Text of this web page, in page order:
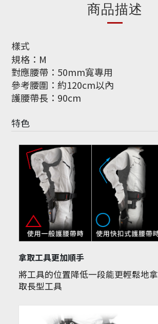
商品描述
樣式
規格：M
對應腰帶：50mm寬專用
參考腰圍：約120cm以內
護腰帶長：90cm
特色
拿取工具更加順手
將工具的位置降低一段能更輕鬆地拿
取長型工具